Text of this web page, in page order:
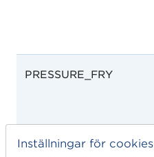
PRESSURE_FRY
Inställningar för cookies